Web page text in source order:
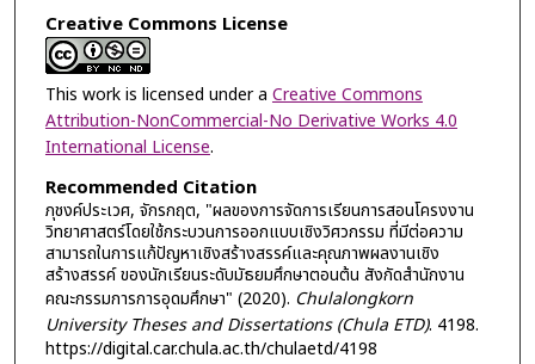
Creative Commons License
This work is licensed under a Creative Commons
Attribution-NonCommercial-No Derivative Works 4.0
International License.
Recommended Citation
ภุชงค์ประเวศ, จักรกฤต, "ผลของการจัดการเรียนการสอนโครงงาน
วิทยาศาสตร์โดยใช้กระบวนการออกแบบเชิงวิศวกรรม ที่มีต่อความ
สามารถในการแก้ปัญหาเชิงสร้างสรรค์และคุณภาพผลงานเชิง
สร้างสรรค์ ของนักเรียนระดับมัธยมศึกษาตอนต้น สังกัดสำนักงาน
คณะกรรมการการอุดมศึกษา" (2020). Chulalongkorn
University Theses and Dissertations (Chula ETD). 4198.
https://digital.car.chula.ac.th/chulaetd/4198